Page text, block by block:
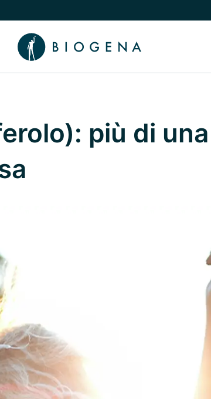
siamo
Riavvia il sottomenu di Risorse e consigli
più di